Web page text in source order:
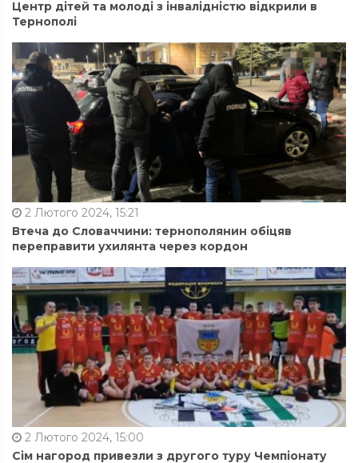
Центр дітей та молоді з інвалідністю відкрили в
Тернополі
2 Лютого 2024, 15:21
Втеча до Словаччини: тернополянин обіцяв
переправити ухилянта через кордон
2 Лютого 2024, 15:00
Сім нагород привезли з другого туру Чемпіонату